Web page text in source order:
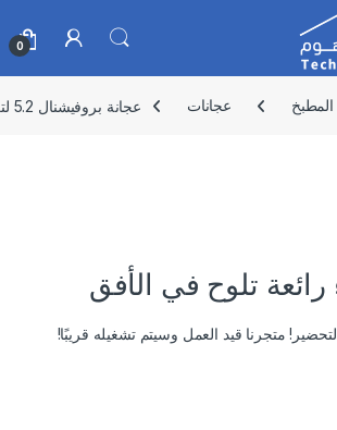
0
عجانات عجانة بروفيشنال 5.2 لتر من السيف موديل H90
رائعة تلوح في الأفق
متجرنا قيد العمل وسيتم تشغيله قريبًا!